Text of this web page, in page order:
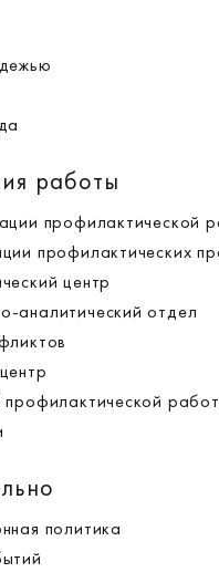
работы
профилактической
профилактических
центр
аналитический отдел
политика